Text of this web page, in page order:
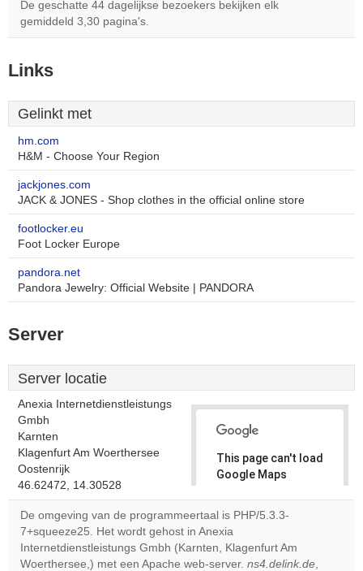
De geschatte 44 dagelijkse bezoekers bekijken elk
gemiddeld 3,30 pagina's.
Links
Gelinkt met
hm.com
H&M - Choose Your Region
jackjones.com
JACK & JONES - Shop clothes in the official online store
footlocker.eu
Foot Locker Europe
pandora.net
Pandora Jewelry: Official Website | PANDORA
Server
Server locatie
Anexia Internetdienstleistungs
Gmbh
Karnten
Klagenfurt Am Woerthersee
Oostenrijk
46.62472, 14.30528
This page can't load
Google Maps
website?
De omgeving van de programmeertaal is PHP/5.3.3-
7+squeeze25. Het wordt gehost in Anexia
Internetdienstleistungs Gmbh (Karnten, Klagenfurt Am
Woerthersee,) met een Apache web-server. ns4.delink.de,